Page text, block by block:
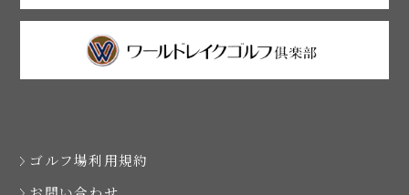
ゴルフ場利用規約